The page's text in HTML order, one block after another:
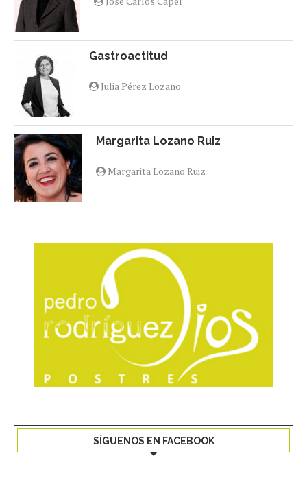
Gastroactitud
Julia Pérez Lozano
Margarita Lozano Ruiz
Margarita Lozano Ruiz
SÍGUENOS EN FACEBOOK